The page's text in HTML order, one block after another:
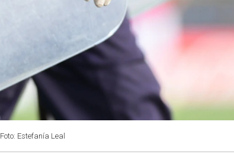
Foto: Estefanía Leal